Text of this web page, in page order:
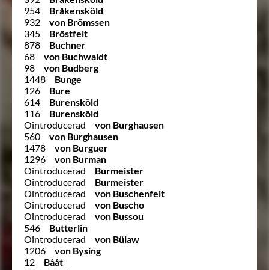
954
Bråkensköld
932
von Brömssen
345
Bröstfelt
878
Buchner
68
von Buchwaldt
98
von Budberg
1448
Bunge
126
Bure
614
Burensköld
116
Burensköld
Ointroducerad
von Burghausen
560
von Burghausen
1478
von Burguer
1296
von Burman
Ointroducerad
Burmeister
Ointroducerad
Burmeister
Ointroducerad
von Buschenfelt
Ointroducerad
von Buscho
Ointroducerad
von Bussou
546
Butterlin
Ointroducerad
von Bülaw
1206
von Bysing
12
Bååt